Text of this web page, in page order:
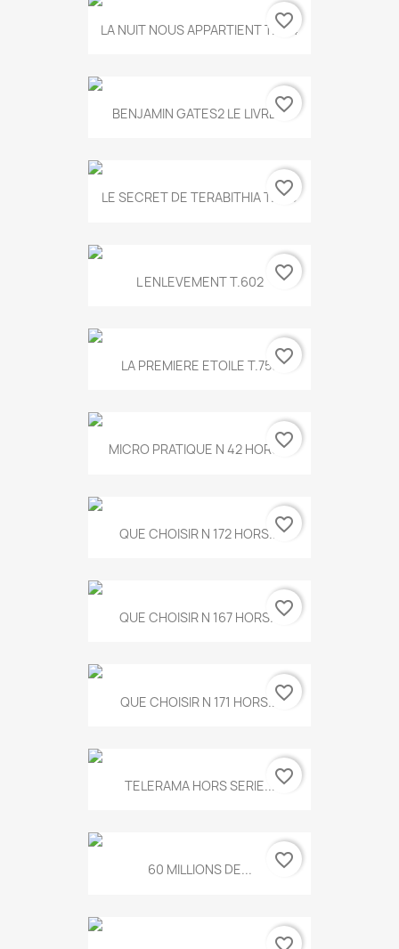
LA NUIT NOUS APPARTIENT T.634
favorite_border
BENJAMIN GATES2 LE LIVRE...
favorite_border
LE SECRET DE TERABITHIA T.560
favorite_border
L ENLEVEMENT T.602 favorite_border
LA PREMIERE ETOILE T.755favorite_border
MICRO PRATIQUE N 42 HORS...
favorite_border
QUE CHOISIR N 172 HORS...favorite_border
QUE CHOISIR N 167 HORS...favorite_border
QUE CHOISIR N 171 HORS...favorite_border
TELERAMA HORS SERIE...favorite_border
60 MILLIONS DE... favorite_border
favorite_border